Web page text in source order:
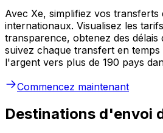
Avec Xe, simplifiez vos transferts
internationaux. Visualisez les
transparence, obtenez des délais
suivez chaque transfert en
l'argent vers plus de 190 pays
Commencez maintenant
Destinations d'envoi